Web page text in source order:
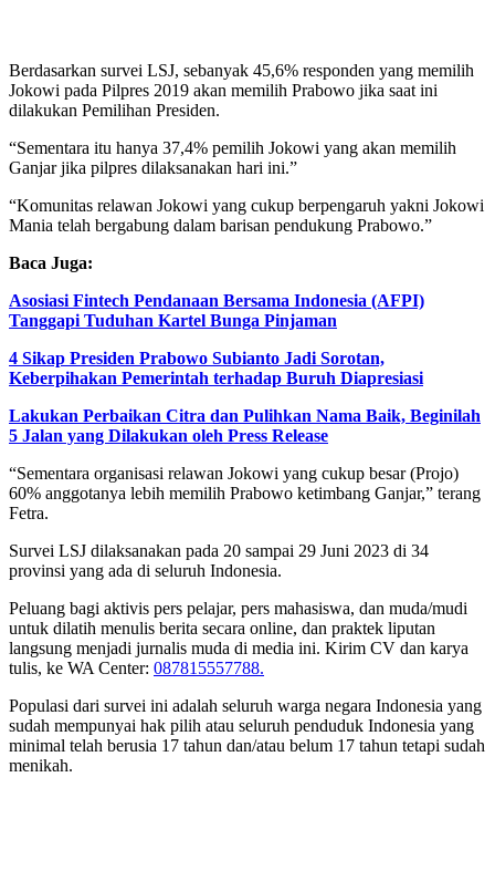
Berdasarkan survei LSJ, sebanyak 45,6% responden yang memilih
Jokowi pada Pilpres 2019 akan memilih Prabowo jika saat ini
dilakukan Pemilihan Presiden.
“Sementara itu hanya 37,4% pemilih Jokowi yang akan memilih
Ganjar jika pilpres dilaksanakan hari ini.”
“Komunitas relawan Jokowi yang cukup berpengaruh yakni Jokowi
Mania telah bergabung dalam barisan pendukung Prabowo.”
Baca Juga:
Asosiasi Fintech Pendanaan Bersama Indonesia (AFPI)
Tanggapi Tuduhan Kartel Bunga Pinjaman
4 Sikap Presiden Prabowo Subianto Jadi Sorotan,
Keberpihakan Pemerintah terhadap Buruh Diapresiasi
Lakukan Perbaikan Citra dan Pulihkan Nama Baik, Beginilah
5 Jalan yang Dilakukan oleh Press Release
“Sementara organisasi relawan Jokowi yang cukup besar (Projo)
60% anggotanya lebih memilih Prabowo ketimbang Ganjar,” terang
Fetra.
Survei LSJ dilaksanakan pada 20 sampai 29 Juni 2023 di 34
provinsi yang ada di seluruh Indonesia.
Peluang bagi aktivis pers pelajar, pers mahasiswa, dan muda/mudi
untuk dilatih menulis berita secara online, dan praktek liputan
langsung menjadi jurnalis muda di media ini. Kirim CV dan karya
tulis, ke WA Center: 087815557788.
Populasi dari survei ini adalah seluruh warga negara Indonesia yang
sudah mempunyai hak pilih atau seluruh penduduk Indonesia yang
minimal telah berusia 17 tahun dan/atau belum 17 tahun tetapi sudah
menikah.